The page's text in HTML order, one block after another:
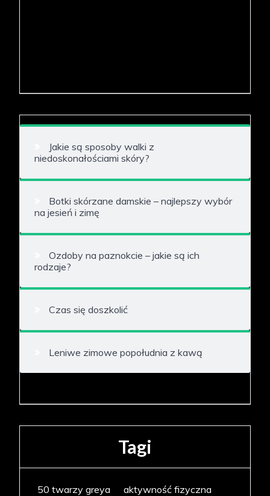
Jakie są sposoby walki z
niedoskonałościami skóry?
Botki skórzane damskie – najlepszy wybór
na jesień i zimę
Ozdoby na paznokcie – jakie są ich
rodzaje?
Czas się doszkolić
Leniwe zimowe popołudnia z kawą
Tagi
50 twarzy greya
aktywność fizyczna